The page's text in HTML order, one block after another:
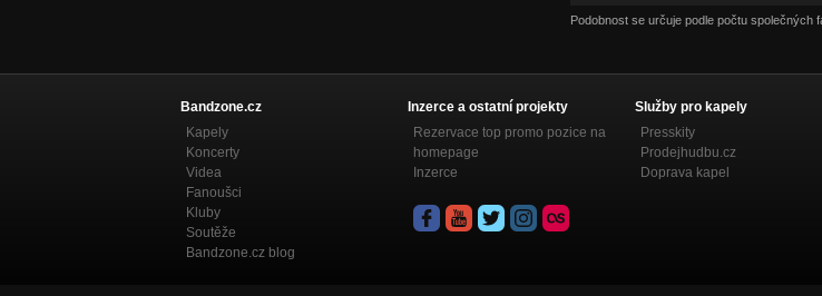
Podobnost se určuje podle počtu společných
Bandzone.cz
Kapely
Koncerty
Videa
Fanoušci
Kluby
Soutěže
Bandzone.cz blog
Inzerce a ostatní projekty
Rezervace top promo pozice na
homepage
Inzerce
Služby pro kapely
Presskity
Prodejhudbu.cz
Doprava kapel